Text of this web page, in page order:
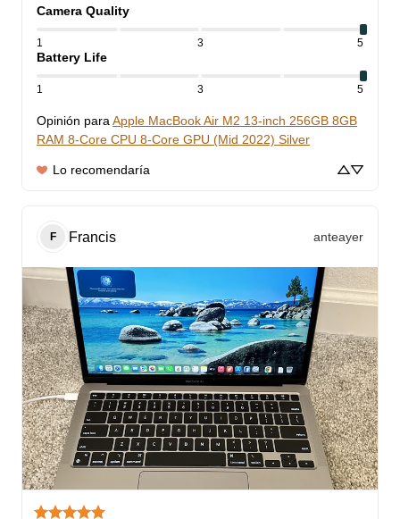
Camera Quality
1 3 5
Battery Life
1 3 5
Opinión paraApple MacBook Air M2 13-inch 256GB 8GB
RAM 8-Core CPU 8-Core GPU (Mid 2022) Silver
Lo recomendaría
F Francis anteayer